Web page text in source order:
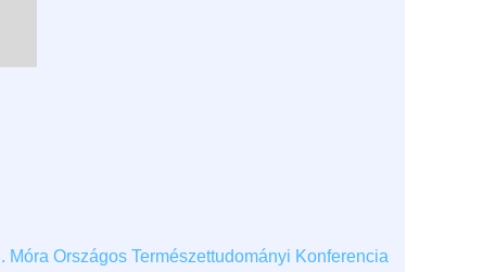
II. Móra Országos Természettudományi Konferencia